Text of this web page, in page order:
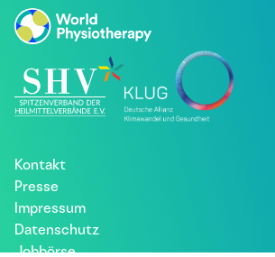
Kontakt
Presse
Impressum
Datenschutz
Jobbörse